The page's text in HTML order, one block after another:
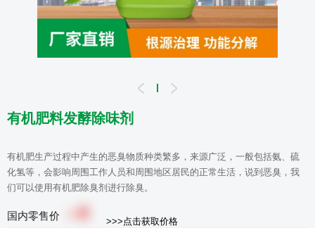
有机肥料发酵除味剂
有机肥生产过程中产生的恶臭物质种类繁多，来源广泛，一般包括氨、硫
化氢等，会影响周围工作人员和周围地区居民的正常生活，说到恶臭，我
们可以使用有机肥除臭剂进行除臭。
国内零售价 0 >>>点击获取价格